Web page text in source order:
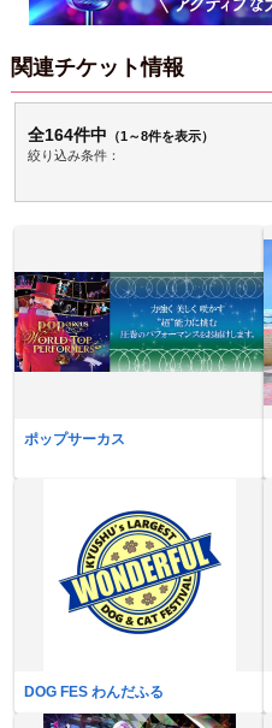
関連チケット情報
全164件中 （1～8件を表示）
絞り込み条件：
ポップサーカス
DOG FES わんだふる